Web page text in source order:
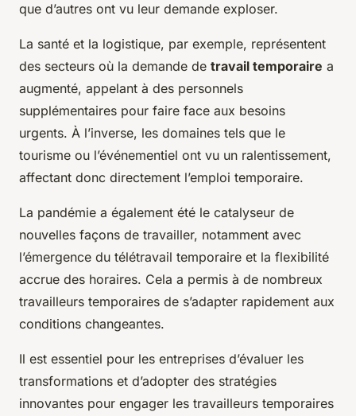
que d’autres ont vu leur demande exploser.
La santé et la logistique, par exemple, représentent
des secteurs où la demande de travail temporaire a
augmenté, appelant à des personnels
supplémentaires pour faire face aux besoins
urgents. À l’inverse, les domaines tels que le
tourisme ou l’événementiel ont vu un ralentissement,
affectant donc directement l’emploi temporaire.
La pandémie a également été le catalyseur de
nouvelles façons de travailler, notamment avec
l’émergence du télétravail temporaire et la flexibilité
accrue des horaires. Cela a permis à de nombreux
travailleurs temporaires de s’adapter rapidement aux
conditions changeantes.
Il est essentiel pour les entreprises d’évaluer les
transformations et d’adopter des stratégies
innovantes pour engager les travailleurs temporaires